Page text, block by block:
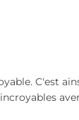
C'est